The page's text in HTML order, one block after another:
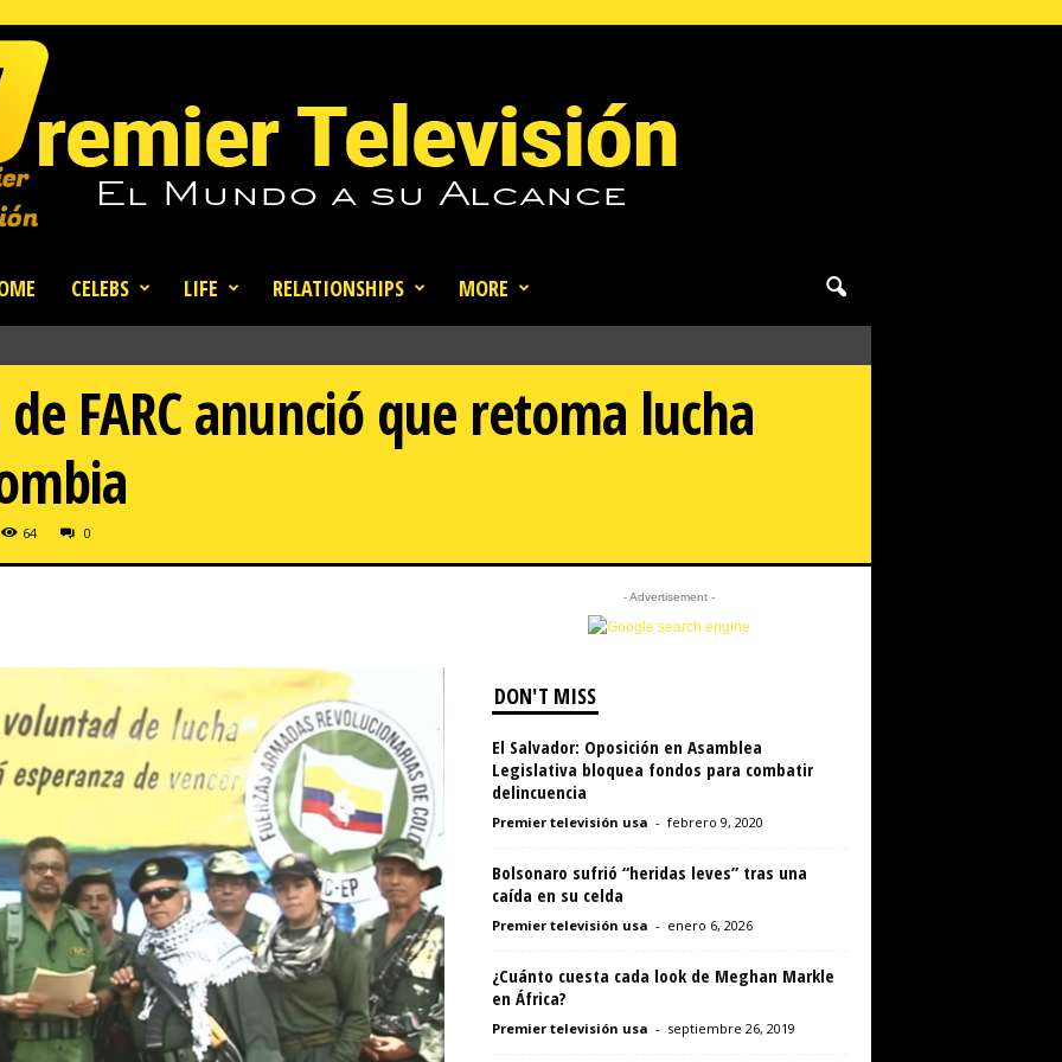
CELEBS LIFE RELATIONSHIPS MORE
FARC anunció que retoma lucha
64 0
- Advertisement -
DON'T MISS
El Salvador: Oposición en Asamblea
Legislativa bloquea fondos para combatir
delincuencia
Premier televisión usa - febrero 9, 2020
Bolsonaro sufrió “heridas leves” tras una
caída en su celda
Premier televisión usa - enero 6, 2026
¿Cuánto cuesta cada look de Meghan Markle
en África?
Premier televisión usa - septiembre 26, 2019